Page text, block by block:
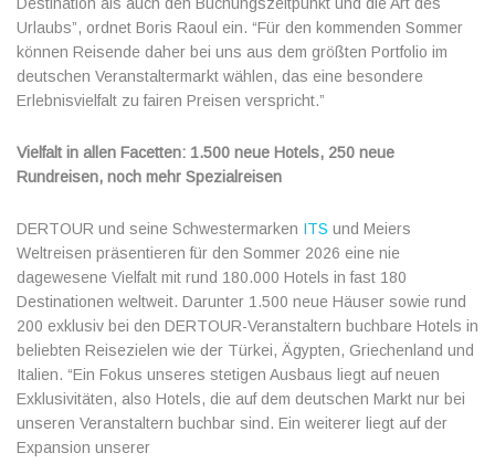
Urlaubs”, ordnet Boris Raoul ein. “Für den kommenden Sommer
können Reisende daher bei uns aus dem größten Portfolio im
deutschen Veranstaltermarkt wählen, das eine besondere
Erlebnisvielfalt zu fairen Preisen verspricht.”
Vielfalt in allen Facetten: 1.500 neue Hotels, 250 neue
Rundreisen, noch mehr Spezialreisen
DERTOUR und seine Schwestermarken ITS und Meiers
Weltreisen präsentieren für den Sommer 2026 eine nie
dagewesene Vielfalt mit rund 180.000 Hotels in fast 180
Destinationen weltweit. Darunter 1.500 neue Häuser sowie rund
200 exklusiv bei den DERTOUR-Veranstaltern buchbare Hotels in
beliebten Reisezielen wie der Türkei, Ägypten, Griechenland und
Italien. “Ein Fokus unseres stetigen Ausbaus liegt auf neuen
Exklusivitäten, also Hotels, die auf dem deutschen Markt nur bei
unseren Veranstaltern buchbar sind. Ein weiterer liegt auf der
Expansion unserer